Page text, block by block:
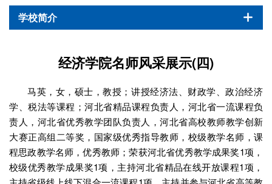
学校简介
经济学院名师风采展示(四)
马英，女，硕士，教授；讲授经济法、财政学、政治经济
学、税法等课程；河北省精品课程负责人，河北省一流课程负
责人，河北省优秀教学团队负责人，河北省高校教师教学创新
大赛正高组二等奖，国家级优秀指导教师，校级教学名师，课
程思政教学名师，优秀教师；荣获河北省优秀教学成果奖1项，
校级优秀教学成果奖1项，主持河北省精品在线开放课程1项，